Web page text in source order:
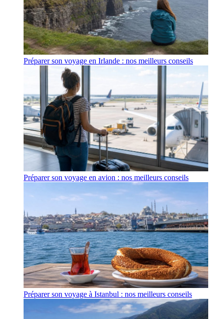
Préparer son voyage en Irlande : nos meilleurs conseils
Préparer son voyage en avion : nos meilleurs conseils
Préparer son voyage à Istanbul : nos meilleurs conseils